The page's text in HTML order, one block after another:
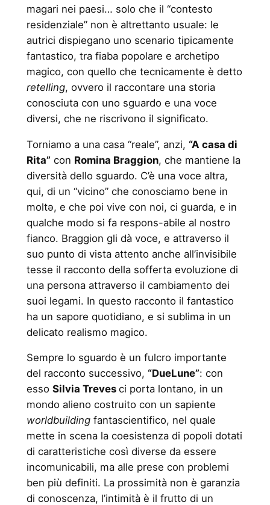
magari nei paesi… solo che il “contesto
residenziale” non è altrettanto usuale: le
autrici dispiegano uno scenario tipicamente
fantastico, tra fiaba popolare e archetipo
magico, con quello che tecnicamente è detto
retelling, ovvero il raccontare una storia
conosciuta con uno sguardo e una voce
diversi, che ne riscrivono il significato.
Torniamo a una casa “reale”, anzi, “A casa di
Rita”con Romina Braggion, che mantiene la
diversità dello sguardo. C’è una voce altra,
qui, di un “vicino” che conosciamo bene in
moltə, e che poi vive con noi, ci guarda, e in
qualche modo si fa respons-abile al nostro
fianco. Braggion gli dà voce, e attraverso il
suo punto di vista attento anche all’invisibile
tesse il racconto della sofferta evoluzione di
una persona attraverso il cambiamento dei
suoi legami. In questo racconto il fantastico
ha un sapore quotidiano, e si sublima in un
delicato realismo magico.
Sempre lo sguardo è un fulcro importante
del racconto successivo, “DueLune”: con
esso Silvia Treves ci porta lontano, in un
mondo alieno costruito con un sapiente
worldbuildingfantascientifico, nel quale
mette in scena la coesistenza di popoli dotati
di caratteristiche così diverse da essere
incomunicabili, ma alle prese con problemi
ben più definiti. La prossimità non è garanzia
di conoscenza, l’intimità è il frutto di un